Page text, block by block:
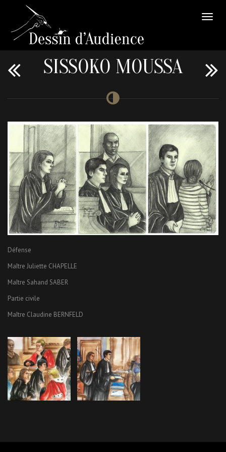
SISSOKO MOUSSA
Défense
Maître Juliette CHAPELLE
Maître Sahand SABER
Partie civile
Maître Claudine BERNFELD